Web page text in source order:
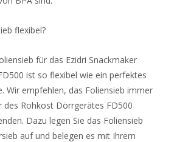
flexibel?
für das Ezidri Snackmaker
ist so flexibel wie ein perfektes
Wir empfehlen, das Foliensieb immer
Rohkost Dörrgerätes FD500
Dazu legen Sie das Foliensieb
auf und belegen es mit Ihrem